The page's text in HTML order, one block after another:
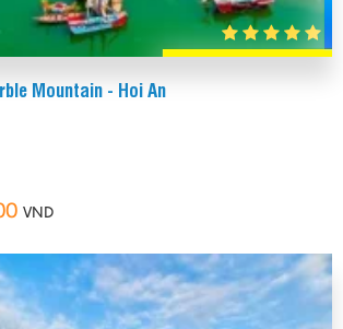
Mountain - Hoi An
VND